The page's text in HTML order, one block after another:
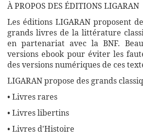
À PROPOS DES ÉDITIONS LIGARAN
Les éditions LIGARAN proposent
grands livres de la littérature
en partenariat avec la BNF.
versions ebook pour éviter les
des versions numériques de ces
LIGARAN propose des grands
• Livres rares
• Livres libertins
• Livres d'Histoire